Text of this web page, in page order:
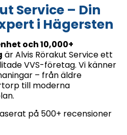
Service – Din
i Hägersten
och 10,000+
är Alvis Rörakut Service ett
VVS-företag. Vi känner
– från äldre
till moderna
på 500+ recensioner